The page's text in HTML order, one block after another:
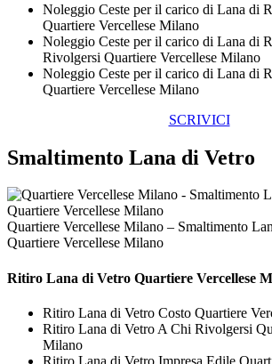
Noleggio Ceste per il carico di Lana di
Quartiere Vercellese Milano
Noleggio Ceste per il carico di Lana di
Rivolgersi Quartiere Vercellese Milano
Noleggio Ceste per il carico di Lana di
Quartiere Vercellese Milano
SCRIVICI
Smaltimento Lana di Vetro
Quartiere Vercellese Milano – Smaltimento
Quartiere Vercellese Milano
Ritiro Lana di Vetro Quartiere Vercellese
Ritiro Lana di Vetro Costo Quartiere
Ritiro Lana di Vetro A Chi Rivolgersi
Milano
Ritiro Lana di Vetro Impresa Edile